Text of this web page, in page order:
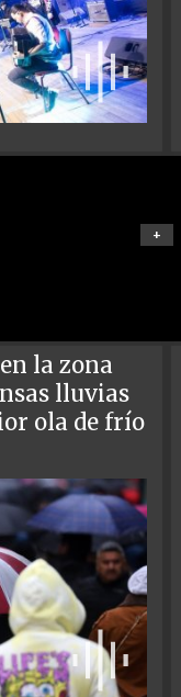
+
la zona
lluvias
ola de frío